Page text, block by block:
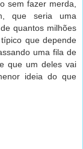
sem fazer merda,
que seria uma
quantos milhões
que depende
uma fila de
que um deles vai
ideia do que